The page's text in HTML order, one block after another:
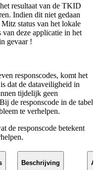
resultaat van de TKID
Indien dit niet gedaan
status van het lokale
deze applicatie in het
gevaar !
responscodes, komt het
dat de dataveiligheid in
tijdelijk geen
de responscode in de tabel
te verhelpen.
de responscode betekent
Beschrijving